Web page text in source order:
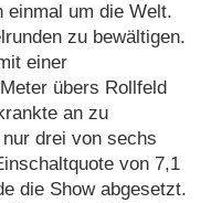
einmal um die Welt.
zu bewältigen.
einer
übers Rollfeld
an zu
drei von sechs
von 7,1
die Show abgesetzt.